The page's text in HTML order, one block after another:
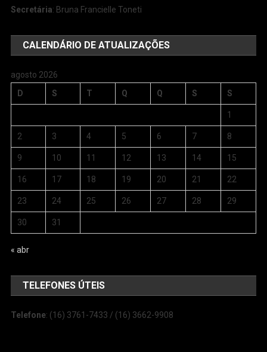
Secretária: Bruna Francielle Toneti
CALENDÁRIO DE ATUALIZAÇÕES
agosto 2026
D
S T Q Q S S
1
2 3 4 5 6 7 8
9 10 11 12 13 14 15
16 17 18 19 20 21 22
23 24 25 26 27 28 29
30 31
« abr
TELEFONES ÚTEIS
Telefone: (16) 3761-7433 / (16) 3662-9908